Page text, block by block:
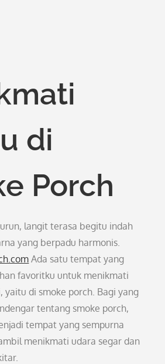
di
Porch
langit terasa begitu indah
yang berpadu harmonis.
Ada satu tempat yang
favoritku untuk menikmati
yaitu di smoke porch. Bagi yang
tentang smoke porch,
tempat yang sempurna
menikmati udara segar dan